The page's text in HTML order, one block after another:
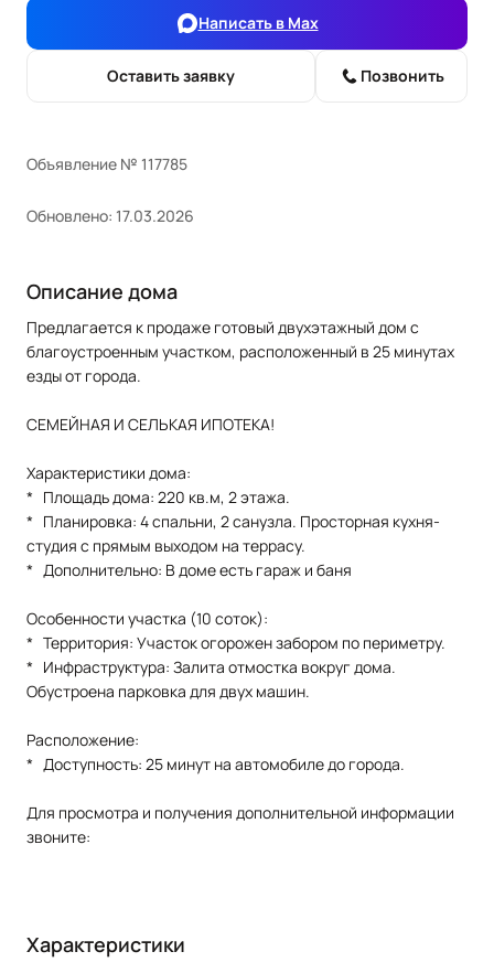
Написать в Max
Оставить заявку Позвонить
Объявление № 117785
Обновлено: 17.03.2026
Описание дома
Предлагается к продаже готовый двухэтажный дом с
благоустроенным участком, расположенный в 25 минутах
езды от города.
СЕМЕЙНАЯ И СЕЛЬКАЯ ИПОТЕКА!
Характеристики дома:
* Площадь дома: 220 кв.м, 2 этажа.
* Планировка: 4 спальни, 2 санузла. Просторная кухня-
студия с прямым выходом на террасу.
* Дополнительно: В доме есть гараж и баня
Особенности участка (10 соток):
* Территория: Участок огорожен забором по периметру.
* Инфраструктура: Залита отмостка вокруг дома.
Обустроена парковка для двух машин.
Расположение:
* Доступность: 25 минут на автомобиле до города.
Для просмотра и получения дополнительной информации
звоните:
Характеристики